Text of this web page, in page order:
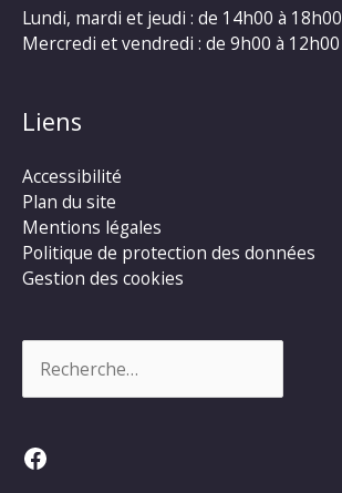
Lundi, mardi et jeudi : de 14h00 à 18h00
Mercredi et vendredi : de 9h00 à 12h00
Liens
Accessibilité
Plan du site
Mentions légales
Politique de protection des données
Gestion des cookies
Facebook